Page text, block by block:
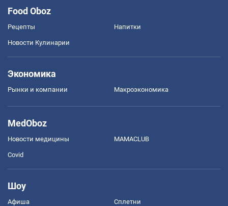
Food Oboz
Рецепты Напитки
Новости Кулинарии
Экономика
Рынки и компании Mакроэкономика
MedOboz
Новости медицины MAMACLUB
Covid
Шоу
Афиша Сплетни